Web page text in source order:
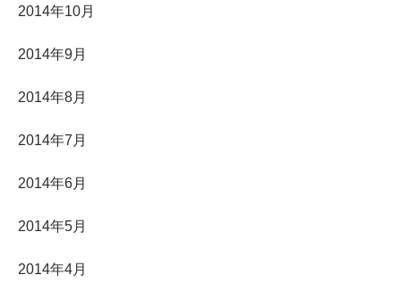
2014年10月
2014年9月
2014年8月
2014年7月
2014年6月
2014年5月
2014年4月